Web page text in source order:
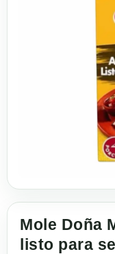
Mole Doña
listo para